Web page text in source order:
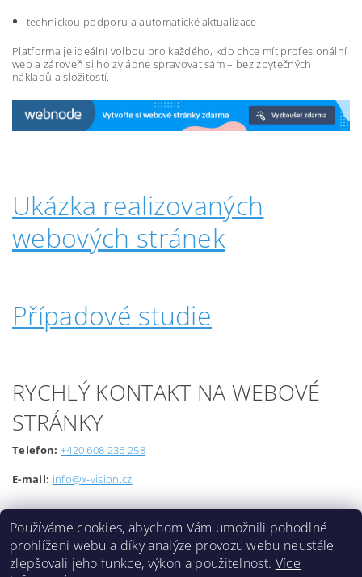
technickou podporu a automatické aktualizace
Platforma je ideální volbou pro každého, kdo chce mít profesionální
web a zároveň si ho zvládne spravovat sám – bez zbytečných
nákladů a složitostí.
Ukázka realizovaných
webových stránek
Případové studie
RYCHLÝ KONTAKT NA WEBOVÉ
STRÁNKY
Telefon: +420 608 236 258
E-mail: info@x-vision.cz
Používáme cookies, abychom Vám umožnili pohodlné
prohlížení webu a díky analýze provozu webu neustále
zlepšovali jeho funkce, výkon a použitelnost. Více